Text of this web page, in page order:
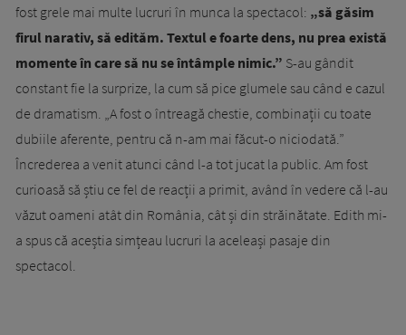
fost grele mai multe lucruri în munca la spectacol: „să găsim
firul narativ, să edităm. Textul e foarte dens, nu prea există
momente în care să nu se întâmple nimic.” S-au gândit
constant fie la surprize, la cum să pice glumele sau când e cazul
de dramatism. „A fost o întreagă chestie, combinații cu toate
dubiile aferente, pentru că n-am mai făcut-o niciodată.”
Încrederea a venit atunci când l-a tot jucat la public. Am fost
curioasă să știu ce fel de reacții a primit, având în vedere că l-au
văzut oameni atât din România, cât și din străinătate. Edith mi-
a spus că aceștia simțeau lucruri la aceleași pasaje din
spectacol.